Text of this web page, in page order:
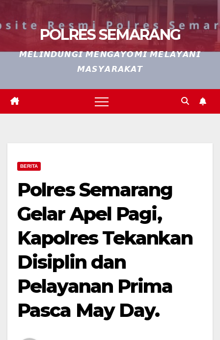
POLRES SEMARANG
𝙈𝙀𝙇𝙄𝙉𝘿𝙐𝙉𝙂𝙄 𝙈𝙀𝙉𝙂𝘼𝙔𝙊𝙈𝙄 𝙈𝙀𝙇𝘼𝙔𝘼𝙉𝙄
𝙈𝘼𝙎𝙔𝘼𝙍𝘼𝙆𝘼𝙏
BERITA
Polres Semarang
Gelar Apel Pagi,
Kapolres Tekankan
Disiplin dan
Pelayanan Prima
Pasca May Day.